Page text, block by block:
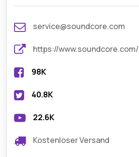
service@soundcore.com
https://www.soundcore.com/
98K
40.8K
22.6K
Kostenloser Versand